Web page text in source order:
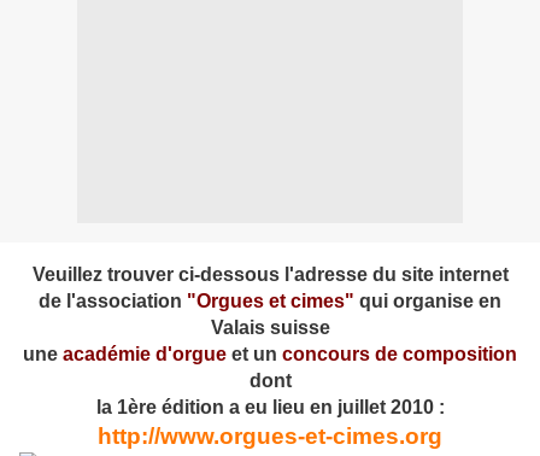
Veuillez trouver ci-dessous l'adresse du site internet
de l'association "Orgues et cimes" qui organise en
Valais suisse
une académie d'orgue et un concours de composition
dont
la 1ère édition a eu lieu en juillet 2010 :
http://www.orgues-et-cimes.org